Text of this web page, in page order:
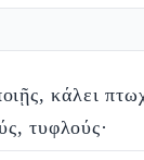
κάλει
τυφλούς·